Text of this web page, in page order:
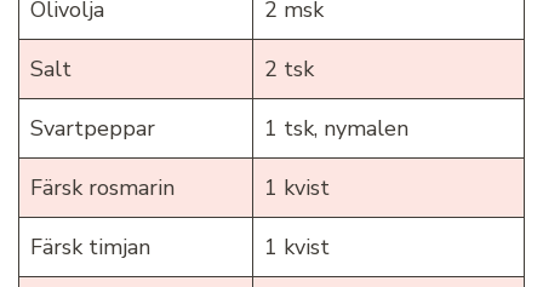
Olivolja 2 msk
Salt 2 tsk
Svartpeppar 1 tsk, nymalen
Färsk rosmarin 1 kvist
Färsk timjan 1 kvist